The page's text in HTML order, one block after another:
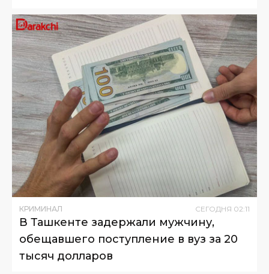
КРИМИНАЛ СЕГОДНЯ 02:11
В Ташкенте задержали мужчину,
обещавшего поступление в вуз за 20
тысяч долларов